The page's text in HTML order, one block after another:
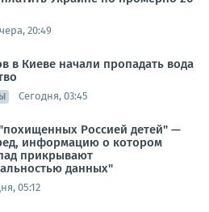
20:49
в Киеве начали пропадать вода
Сегодня, 03:45
Россией детей" —
информацию о котором
прикрывают
данных"
05:12